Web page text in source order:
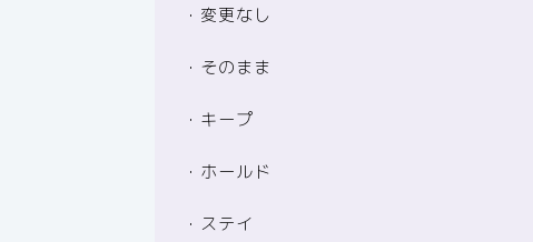
・変更なし
・そのまま
・キープ
・ホールド
・ステイ